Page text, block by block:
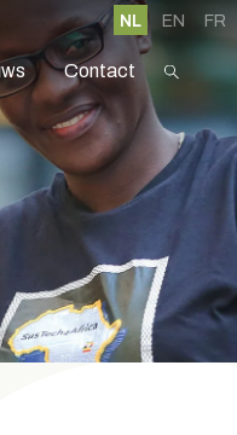
NL EN FR
Contact